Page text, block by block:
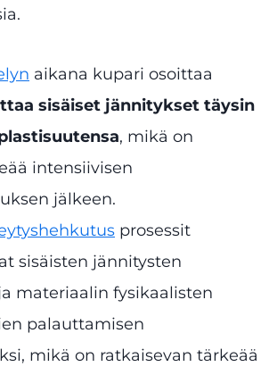
aikana kupari osoittaa
sisäiset jännitykset täysin
, mikä on
intensiivisen
jälkeen.
prosessit
sisäisten jännitysten
materiaalin fysikaalisten
palauttamisen
mikä on ratkaisevan tärkeää